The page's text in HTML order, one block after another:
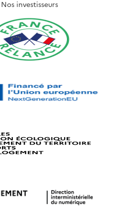
Nos investisseurs